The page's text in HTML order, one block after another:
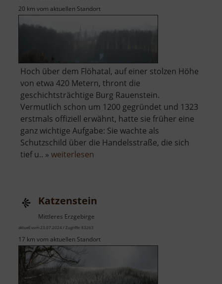
20 km vom aktuellen Standort
Hoch über dem Flöhatal, auf einer stolzen Höhe
von etwa 420 Metern, thront die
geschichtsträchtige Burg Rauenstein.
Vermutlich schon um 1200 gegründet und 1323
erstmals offiziell erwähnt, hatte sie früher eine
ganz wichtige Aufgabe: Sie wachte als
Schutzschild über die Handelsstraße, die sich
tief u.. » weiterlesen
Katzenstein
Mittleres Erzgebirge
aktuell vom 23.07.2024 / Zugriffe: 83263
17 km vom aktuellen Standort